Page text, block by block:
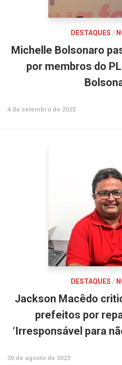
DESTAQUES /
Michelle Bolsonaro
por membros do
4 de setembro de 2023
DESTAQUES /
Jackson Macêdo
prefeitos por
‘Irresponsável para
30 de agosto de 2023